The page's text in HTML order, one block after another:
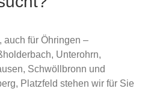
für Öhringen –
Unterohrn,
Schwöllbronn und
Platzfeld stehen wir für Sie